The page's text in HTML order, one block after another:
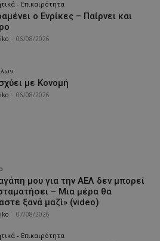
- Επικαιρότητα
ο Ενρίκες – Παίρνει και
06/08/2026
με Κονομή
06/08/2026
μου για την ΑΕΛ δεν μπορεί
– Μια μέρα θα
ξανά μαζί» (video)
07/08/2026
- Επικαιρότητα